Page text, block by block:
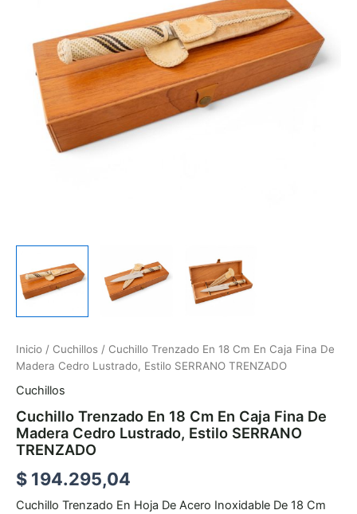
Inicio / Cuchillos / Cuchillo Trenzado En 18 Cm En Caja Fina De
Madera Cedro Lustrado, Estilo SERRANO TRENZADO
Cuchillos
Cuchillo Trenzado En 18 Cm En Caja Fina De
Madera Cedro Lustrado, Estilo SERRANO
TRENZADO
$ 194.295,04
Cuchillo Trenzado En Hoja De Acero Inoxidable De 18 Cm
Madera
Cedro
Lustrado,
Estilo
SERRANO
TRENZADO
cantidad